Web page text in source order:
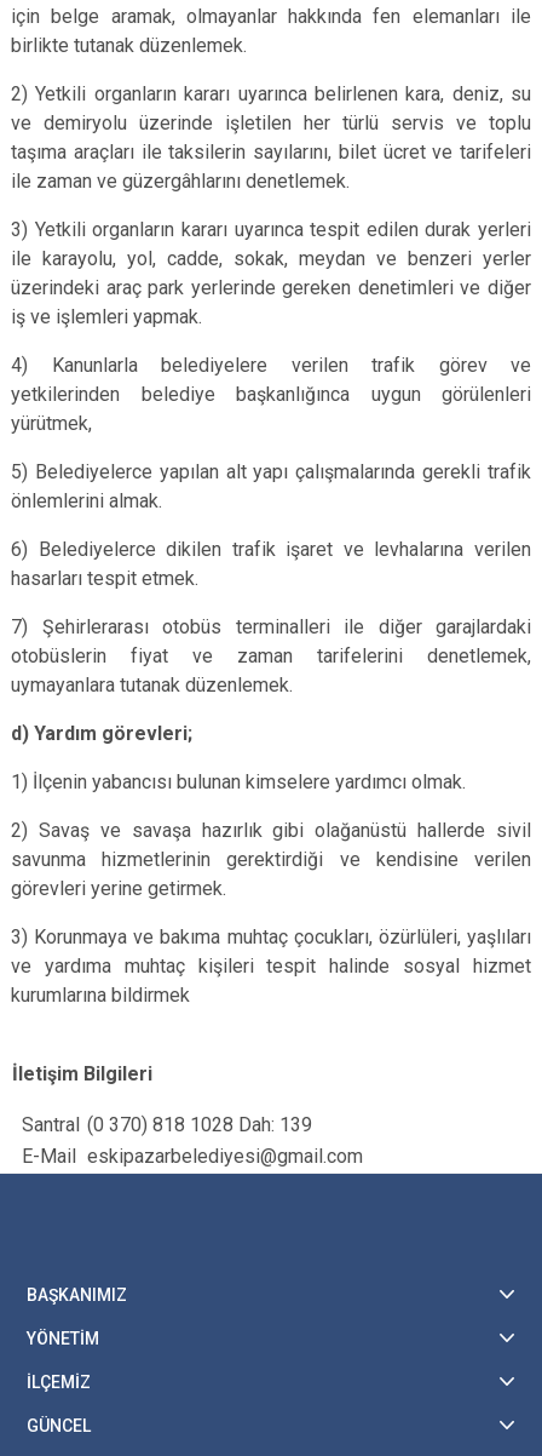
için belge aramak, olmayanlar hakkında fen elemanları ile
birlikte tutanak düzenlemek.
2) Yetkili organların kararı uyarınca belirlenen kara, deniz, su
ve demiryolu üzerinde işletilen her türlü servis ve toplu
taşıma araçları ile taksilerin sayılarını, bilet ücret ve tarifeleri
ile zaman ve güzergâhlarını denetlemek.
3) Yetkili organların kararı uyarınca tespit edilen durak yerleri
ile karayolu, yol, cadde, sokak, meydan ve benzeri yerler
üzerindeki araç park yerlerinde gereken denetimleri ve diğer
iş ve işlemleri yapmak.
4) Kanunlarla belediyelere verilen trafik görev ve
yetkilerinden belediye başkanlığınca uygun görülenleri
yürütmek,
5) Belediyelerce yapılan alt yapı çalışmalarında gerekli trafik
önlemlerini almak.
6) Belediyelerce dikilen trafik işaret ve levhalarına verilen
hasarları tespit etmek.
7) Şehirlerarası otobüs terminalleri ile diğer garajlardaki
otobüslerin fiyat ve zaman tarifelerini denetlemek,
uymayanlara tutanak düzenlemek.
d) Yardım görevleri;
1) İlçenin yabancısı bulunan kimselere yardımcı olmak.
2) Savaş ve savaşa hazırlık gibi olağanüstü hallerde sivil
savunma hizmetlerinin gerektirdiği ve kendisine verilen
görevleri yerine getirmek.
3) Korunmaya ve bakıma muhtaç çocukları, özürlüleri, yaşlıları
ve yardıma muhtaç kişileri tespit halinde sosyal hizmet
kurumlarına bildirmek
İletişim Bilgileri
Santral (0 370) 818 1028 Dah: 139
E-Mail eskipazarbelediyesi@gmail.com
BAŞKANIMIZ
YÖNETİM
İLÇEMİZ
GÜNCEL